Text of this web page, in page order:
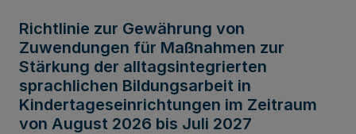
Richtlinie zur Gewährung von
Zuwendungen für Maßnahmen zur
Stärkung der alltagsintegrierten
sprachlichen Bildungsarbeit in
Kindertageseinrichtungen im Zeitraum
von August 2026 bis Juli 2027